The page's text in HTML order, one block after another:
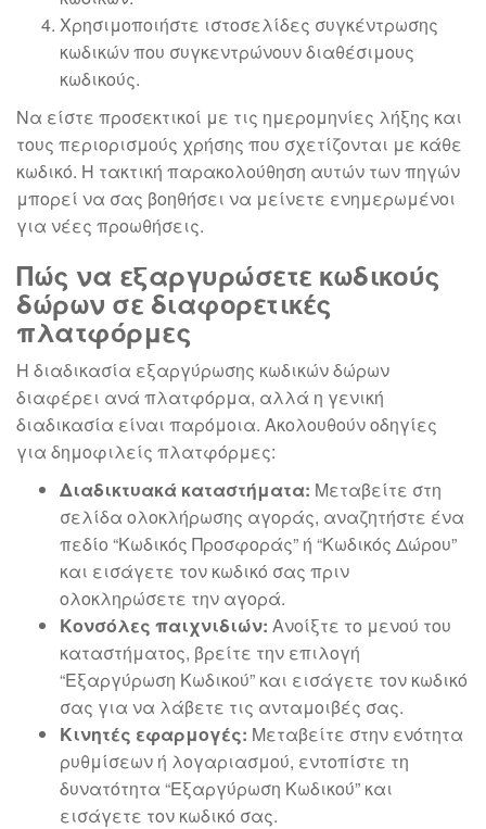
Χρησιμοποιήστε ιστοσελίδες συγκέντρωσης
κωδικών που συγκεντρώνουν διαθέσιμους
κωδικούς.
Να είστε προσεκτικοί με τις ημερομηνίες λήξης και
τους περιορισμούς χρήσης που σχετίζονται με κάθε
κωδικό. Η τακτική παρακολούθηση αυτών των πηγών
μπορεί να σας βοηθήσει να μείνετε ενημερωμένοι
για νέες προωθήσεις.
Πώς να εξαργυρώσετε κωδικούς
δώρων σε διαφορετικές
πλατφόρμες
Η διαδικασία εξαργύρωσης κωδικών δώρων
διαφέρει ανά πλατφόρμα, αλλά η γενική
διαδικασία είναι παρόμοια. Ακολουθούν οδηγίες
για δημοφιλείς πλατφόρμες:
Διαδικτυακά καταστήματα: Μεταβείτε στη
σελίδα ολοκλήρωσης αγοράς, αναζητήστε ένα
πεδίο “Κωδικός Προσφοράς” ή “Κωδικός Δώρου”
και εισάγετε τον κωδικό σας πριν
ολοκληρώσετε την αγορά.
Κονσόλες παιχνιδιών: Ανοίξτε το μενού του
καταστήματος, βρείτε την επιλογή
“Εξαργύρωση Κωδικού” και εισάγετε τον κωδικό
σας για να λάβετε τις ανταμοιβές σας.
Κινητές εφαρμογές: Μεταβείτε στην ενότητα
ρυθμίσεων ή λογαριασμού, εντοπίστε τη
δυνατότητα “Εξαργύρωση Κωδικού” και
εισάγετε τον κωδικό σας.